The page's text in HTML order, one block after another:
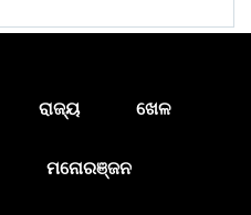
ରାଜ୍ୟ ଖେଳ
ମନୋରଞ୍ଜନ